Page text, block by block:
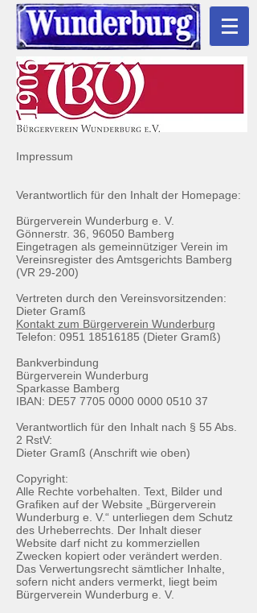
Impressum
Verantwortlich für den Inhalt der Homepage:
Bürgerverein Wunderburg e. V.
Gönnerstr. 36, 96050 Bamberg
Eingetragen als gemeinnütziger Verein im
Vereinsregister des Amtsgerichts Bamberg
(VR 29-200)
Vertreten durch den Vereinsvorsitzenden:
Dieter Gramß
Kontakt zum Bürgerverein Wunderburg
Telefon: 0951 18516185 (Dieter Gramß)
Bankverbindung
Bürgerverein Wunderburg
Sparkasse Bamberg
IBAN: DE57 7705 0000 0000 0510 37
Verantwortlich für den Inhalt nach § 55 Abs.
2 RstV:
Dieter Gramß (Anschrift wie oben)
Copyright:
Alle Rechte vorbehalten. Text, Bilder und
Grafiken auf der Website „Bürgerverein
Wunderburg e. V.“ unterliegen dem Schutz
des Urheberrechts. Der Inhalt dieser
Website darf nicht zu kommerziellen
Zwecken kopiert oder verändert werden.
Das Verwertungsrecht sämtlicher Inhalte,
sofern nicht anders vermerkt, liegt beim
Bürgerverein Wunderburg e. V.